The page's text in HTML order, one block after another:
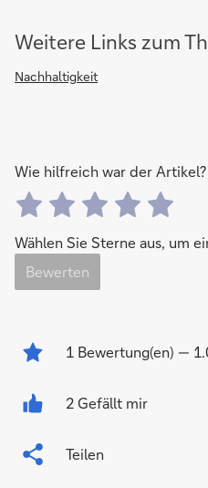
Weitere Links zum
Nachhaltigkeit
Wie hilfreich war der Artikel?
Wählen Sie Sterne aus, um
Bewerten
1 Bewertung(en) —
2 Gefällt mir
Teilen